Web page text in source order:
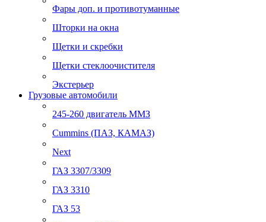
Фары доп. и противотуманные
Шторки на окна
Щетки и скребки
Щетки стеклоочистителя
Экстерьер
Грузовые автомобили
245-260 двигатель ММЗ
Cummins (ПАЗ, КАМАЗ)
Next
ГАЗ 3307/3309
ГАЗ 3310
ГАЗ 53